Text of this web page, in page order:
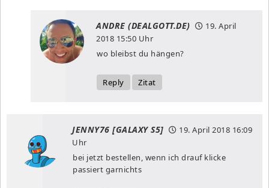
ANDRE (DEALGOTT.DE)
19. April
2018 15:50 Uhr
wo bleibst du hängen?
Reply Zitat
JENNY76 [GALAXY S5] 19. April 2018 16:09
Uhr
bei jetzt bestellen, wenn ich drauf klicke
passiert garnichts